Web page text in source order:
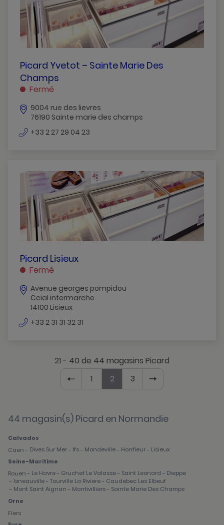
PICARD
YVETOT
–
MARIE
DES
CHAMPS
SAINTE
CHAMPS
Picard Yvetot – Sainte Marie Des
Champs
Fermé
9004 rue des lievres
76190 Sainte marie des champs
+33 2 27 29 04 23
PICARD
LISIEUX
Picard Lisieux
Fermé
Avenue georges pompidou
Ccial intermarche
14100 Lisieux
+33 2 31 31 32 31
21 - 40 de 44 magasins Picard
Page
Aller
page
1Page
2
2
Page
2
Aller
page
3Page
2
Page
44 magasin(s) Picard en Normandie
Calvados
Caen - Dives Sur Mer- Ifs- Mondeville- Honfleur- Lisieux
Seine-Maritime
Rouen - Le Havre- Gruchet Le Valasse- Saint Leonard - Dieppe
- Isneauville- Tourville La Riviere- Caudebec Les Elbeuf
- Mont Saint Aignan - Montivilliers- Sainte Marie Des Champs
Orne
Flers